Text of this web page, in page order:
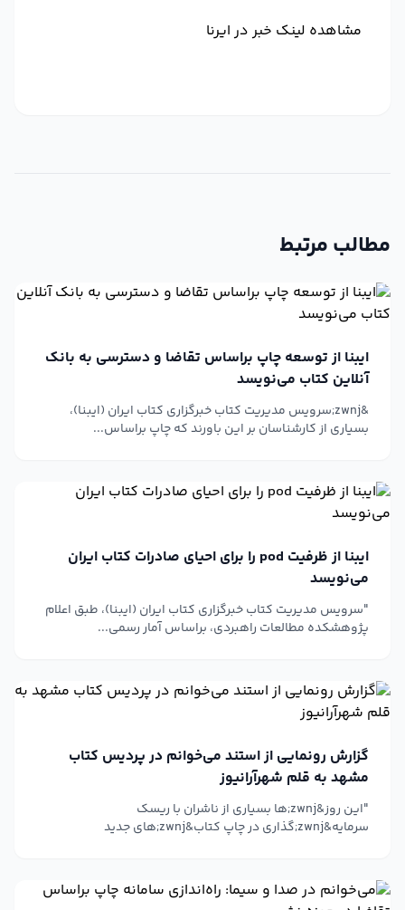
مشاهده لینک خبر در ایرنا
مطالب مرتبط
ایبنا از توسعه چاپ براساس تقاضا و دسترسی به بانک
آنلاین کتاب می‌نویسد
&zwnj;سرویس مدیریت کتاب خبرگزاری کتاب ایران (ایبنا)،
بسیاری از کارشناسان بر این باورند که چاپ براساس...
ایبنا از ظرفیت pod را برای احیای صادرات کتاب ایران
می‌نویسد
"سرویس مدیریت کتاب خبرگزاری کتاب ایران (ایبنا)، طبق اعلام
پژوهشکده مطالعات راهبردی، براساس آمار رسمی...
گزارش رونمایی از استند می‌خوانم در پردیس کتاب
مشهد به قلم شهرآرانیوز
"این روز&zwnj;ها بسیاری از ناشران با ریسک
سرمایه&zwnj;گذاری در چاپ کتاب&zwnj;های جدید